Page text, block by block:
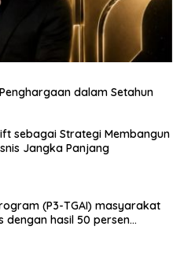
dalam Setahun
sebagai Strategi Membangun
Jangka Panjang
(P3-TGAI) masyarakat
dengan hasil 50 persen